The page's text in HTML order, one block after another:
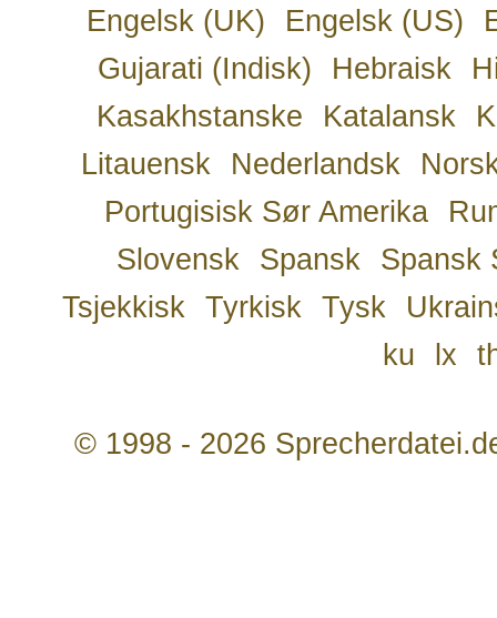
Engelsk (UK)
Engelsk (US)
Gujarati (Indisk)
Hebraisk
Kasakhstanske
Katalansk
Litauensk
Nederlandsk
Portugisisk Sør Amerika
Slovensk
Spansk
Spansk
Tsjekkisk
Tyrkisk Tysk
ku
lx
© 1998 - 2026